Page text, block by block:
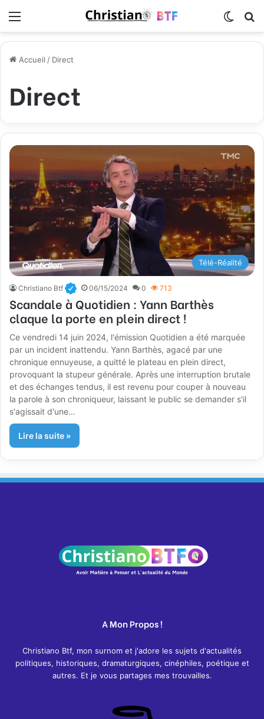
Accueil / Direct
Direct
Télé-Réalité
Christiano Btf 06/15/2024 0 713
Scandale à Quotidien : Yann Barthès
claque la porte en plein direct !
Ce vendredi 14 juin 2024, l'émission Quotidien a été marquée
par un incident inattendu. Yann Barthès, agacé par une
chronique ennuyeuse, a quitté le plateau en plein direct,
provoquant la stupeur générale. Après une interruption brutale
et des échanges tendus, il est revenu pour couper à nouveau
la parole à son chroniqueur, laissant le public se demander s'il
s'agissait d'une…
Lire la suite »
A Mon Propos !
Christiano Btf, mon surnom et j'adore les sujets d'actualités
politiques, historiques, dramaturgiques, cinéphiles, poétique et
autres. Et je vous partages mes trouvailles.